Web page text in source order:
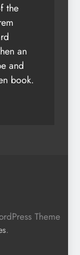
the
an
and
book.
Theme
.